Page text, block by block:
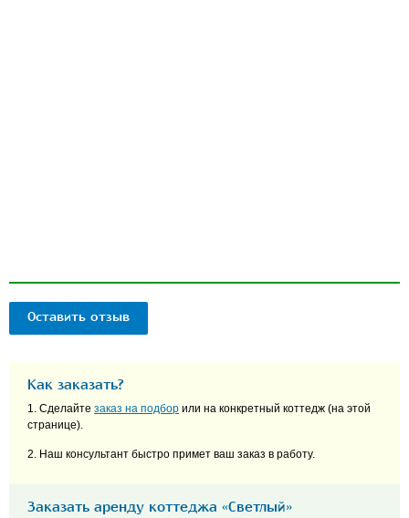
Оставить отзыв
Как заказать?
1. Сделайте заказ на подбор или на конкретный коттедж (на этой
странице).
2. Наш консультант быстро примет ваш заказ в работу.
Заказать аренду коттеджа «Светлый»